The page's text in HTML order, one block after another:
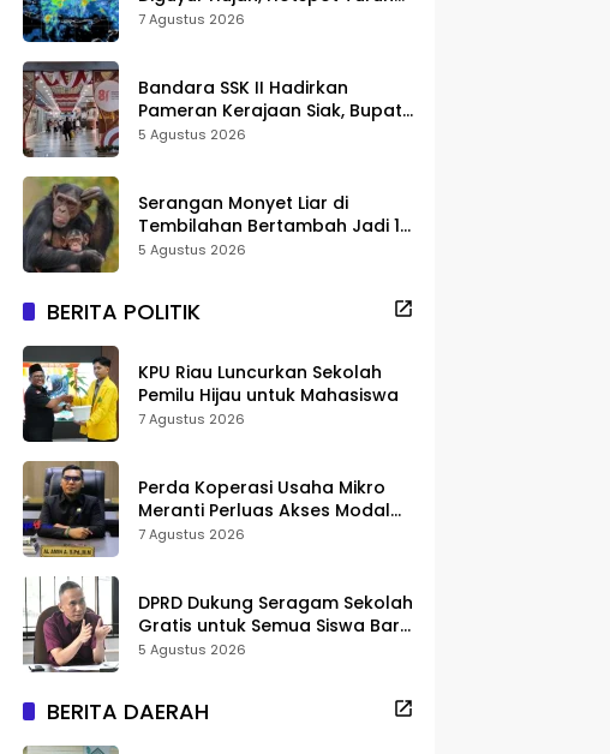
Jadi 25 Titik
7 Agustus 2026
Bandara SSK II Hadirkan
Pameran Kerajaan Siak, Bupati
Afni: Jadi Ruang Edukasi
5 Agustus 2026
Serangan Monyet Liar di
Tembilahan Bertambah Jadi 16
Korban, DPKP Bantah Video
5 Agustus 2026
BERITA POLITIK
KPU Riau Luncurkan Sekolah
Pemilu Hijau untuk Mahasiswa
7 Agustus 2026
Perda Koperasi Usaha Mikro
Meranti Perluas Akses Modal
dan Pasar
7 Agustus 2026
DPRD Dukung Seragam Sekolah
Gratis untuk Semua Siswa Baru,
Minta Rehab Sekolah Jangan
5 Agustus 2026
BERITA DAERAH